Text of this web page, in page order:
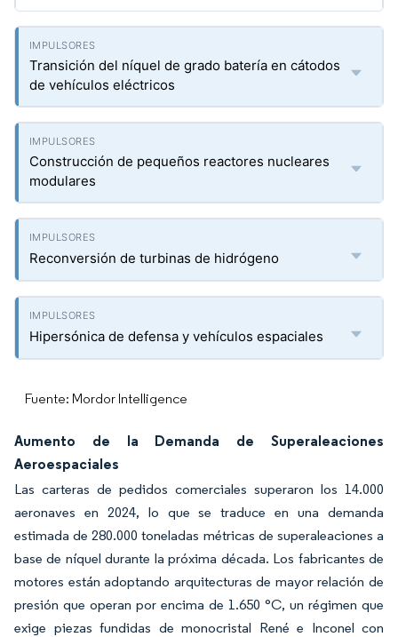
Transición del níquel de grado batería en cátodos
de vehículos eléctricos
Construcción de pequeños reactores nucleares
modulares
Reconversión de turbinas de hidrógeno
Hipersónica de defensa y vehículos espaciales
Fuente: Mordor Intelligence
Aumento de la Demanda de Superaleaciones
Aeroespaciales
Las carteras de pedidos comerciales superaron los 14.000
aeronaves en 2024, lo que se traduce en una demanda
estimada de 280.000 toneladas métricas de superaleaciones a
base de níquel durante la próxima década. Los fabricantes de
motores están adoptando arquitecturas de mayor relación de
presión que operan por encima de 1.650 °C, un régimen que
exige piezas fundidas de monocristal René e Inconel con